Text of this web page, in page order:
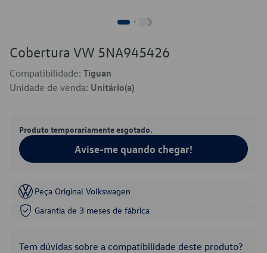
Cobertura VW 5NA945426
Compatibilidade: Tiguan
Unidade de venda: Unitário(a)
Produto temporariamente esgotado.
Avise-me quando chegar!
Peça Original Volkswagen
Garantia de 3 meses de fábrica
Tem dúvidas sobre a compatibilidade deste produto?